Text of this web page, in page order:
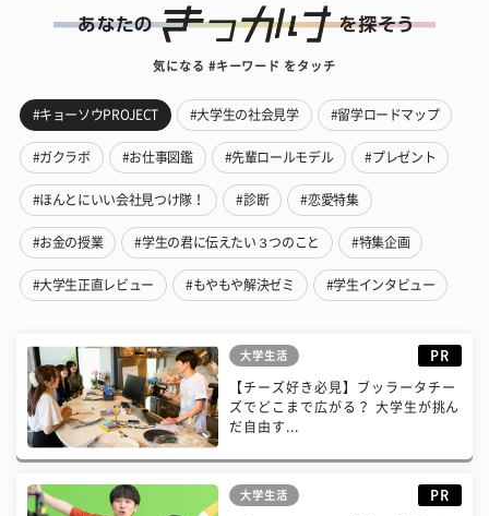
気になる #キーワード をタッチ
#キョーソウPROJECT #大学生の社会見学 #留学ロードマップ
#ガクラボ #お仕事図鑑 #先輩ロールモデル #プレゼント
#ほんとにいい会社見つけ隊！ #診断 #恋愛特集
#お金の授業 #学生の君に伝えたい３つのこと #特集企画
#大学生正直レビュー #もやもや解決ゼミ #学生インタビュー
大学生活 PR
【チーズ好き必見】ブッラータチー
ズでどこまで広がる？ 大学生が挑ん
だ自由す...
大学生活 PR